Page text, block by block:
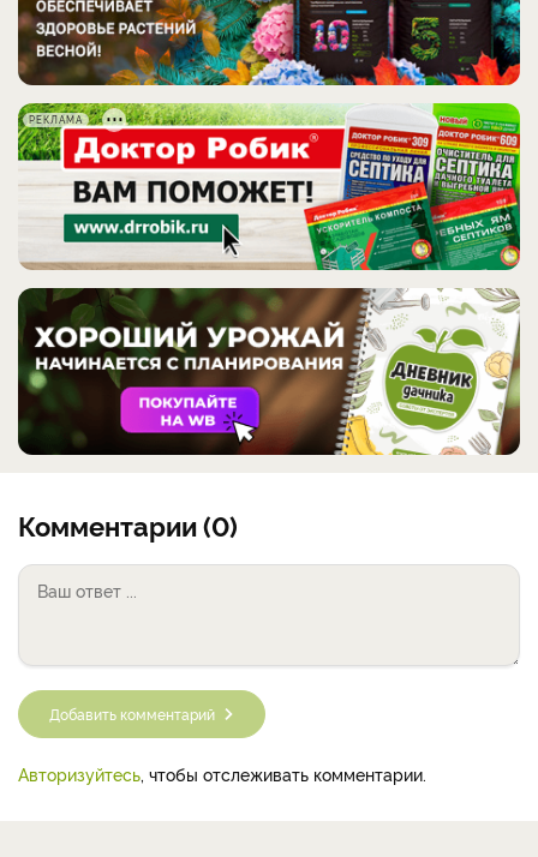
РЕКЛАМА
Комментарии (0)
Добавить комментарий
Авторизуйтесь, чтобы отслеживать комментарии.